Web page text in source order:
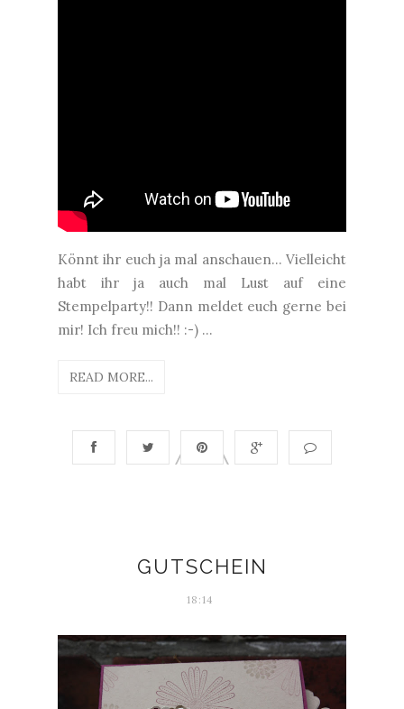
Könnt ihr euch ja mal anschauen... Vielleicht
habt ihr ja auch mal Lust auf eine
Stempelparty!! Dann meldet euch gerne bei
mir! Ich freu mich!! :-) ...
READ MORE...
GUTSCHEIN
18:14